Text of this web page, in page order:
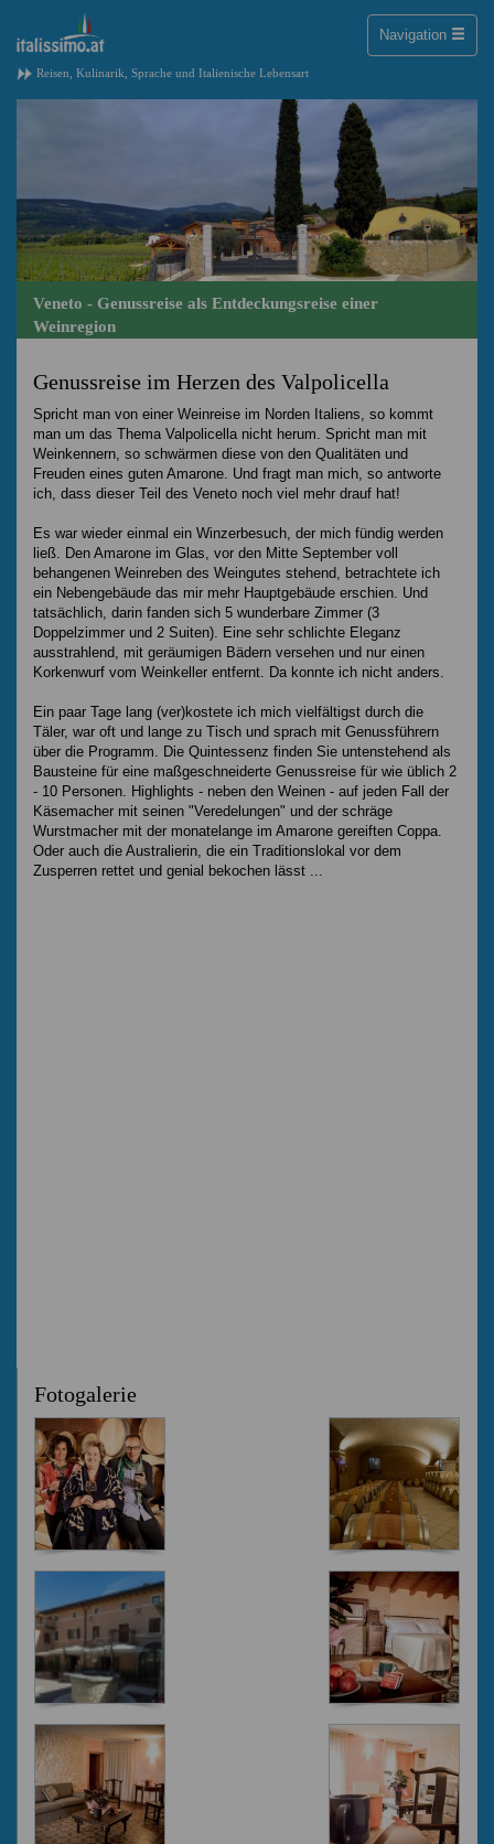
Reisen, Kulinarik, Sprache und Italienische Lebensart
Navigation Toggle
Veneto - Genussreise als Entdeckungsreise einer
Weinregion
Genussreise im Herzen des Valpolicella
Spricht man von einer Weinreise im Norden Italiens, so kommt
man um das Thema Valpolicella nicht herum. Spricht man mit
Weinkennern, so schwärmen diese von den Qualitäten und
Freuden eines guten Amarone. Und fragt man mich, so antworte
ich, dass dieser Teil des Veneto noch viel mehr drauf hat!
Es war wieder einmal ein Winzerbesuch, der mich fündig werden
ließ. Den Amarone im Glas, vor den Mitte September voll
behangenen Weinreben des Weingutes stehend, betrachtete ich
ein Nebengebäude das mir mehr Hauptgebäude erschien. Und
tatsächlich, darin fanden sich 5 wunderbare Zimmer (3
Doppelzimmer und 2 Suiten). Eine sehr schlichte Eleganz
ausstrahlend, mit geräumigen Bädern versehen und nur einen
Korkenwurf vom Weinkeller entfernt. Da konnte ich nicht anders.
Ein paar Tage lang (ver)kostete ich mich vielfältigst durch die
Täler, war oft und lange zu Tisch und sprach mit Genussführern
über die Programm. Die Quintessenz finden Sie untenstehend als
Bausteine für eine maßgeschneiderte Genussreise für wie üblich 2
- 10 Personen. Highlights - neben den Weinen - auf jeden Fall der
Käsemacher mit seinen "Veredelungen" und der schräge
Wurstmacher mit der monatelange im Amarone gereiften Coppa.
Oder auch die Australierin, die ein Traditionslokal vor dem
Zusperren rettet und genial bekochen lässt ...
Fotogalerie